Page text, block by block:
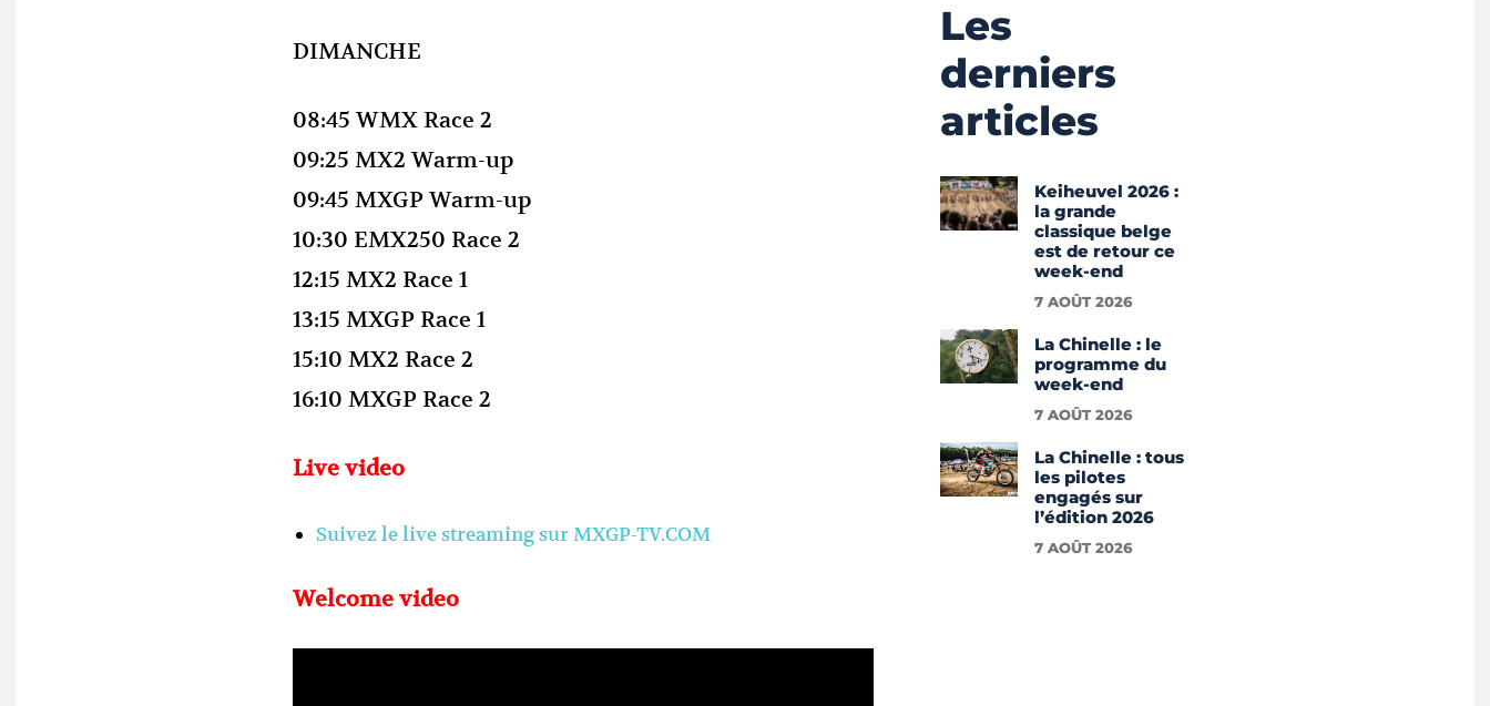
DIMANCHE
08:45 WMX Race 2
09:25 MX2 Warm-up
09:45 MXGP Warm-up
10:30 EMX250 Race 2
12:15 MX2 Race 1
13:15 MXGP Race 1
15:10 MX2 Race 2
16:10 MXGP Race 2
Live video
Suivez le live streaming sur MXGP-TV.COM
Welcome video
Les
derniers
articles
Keiheuvel 2026 :
la grande
classique belge
est de retour ce
week-end
7 AOÛT 2026
La Chinelle : le
programme du
week-end
7 AOÛT 2026
La Chinelle : tous
les pilotes
engagés sur
l’édition 2026
7 AOÛT 2026